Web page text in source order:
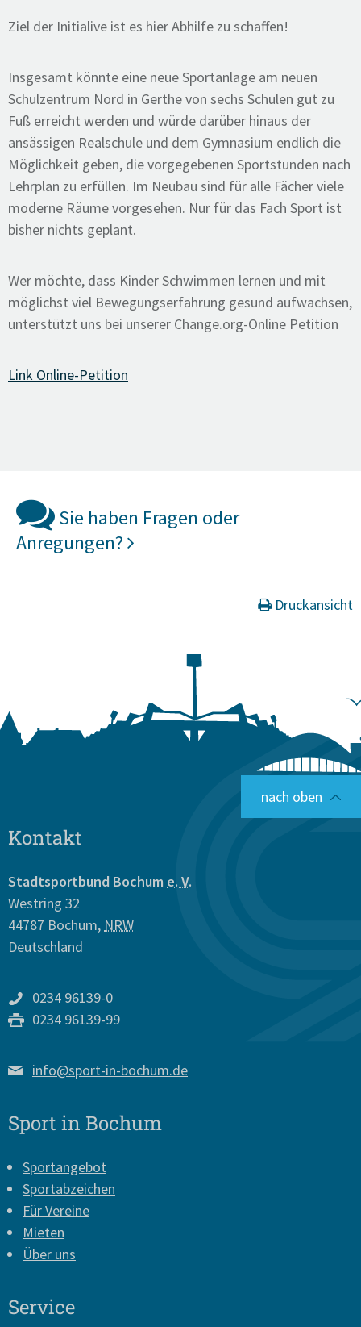
Ziel der Initialive ist es hier Abhilfe zu schaffen!
Insgesamt könnte eine neue Sportanlage am neuen
Schulzentrum Nord in Gerthe von sechs Schulen gut zu
Fuß erreicht werden und würde darüber hinaus der
ansässigen Realschule und dem Gymnasium endlich die
Möglichkeit geben, die vorgegebenen Sportstunden nach
Lehrplan zu erfüllen. Im Neubau sind für alle Fächer viele
moderne Räume vorgesehen. Nur für das Fach Sport ist
bisher nichts geplant.
Wer möchte, dass Kinder Schwimmen lernen und mit
möglichst viel Bewegungserfahrung gesund aufwachsen,
unterstützt uns bei unserer Change.org-Online Petition
Link Online-Petition
Sie haben Fragen oder
Anregungen?
Druckansicht
nach oben
Kontakt
Stadtsportbund Bochum e. V.
Westring 32
44787 Bochum, NRW
Deutschland
0234 96139-0
0234 96139-99
info@sport-in-bochum.de
Sport in Bochum
Sportangebot
Sportabzeichen
Für Vereine
Mieten
Über uns
Service